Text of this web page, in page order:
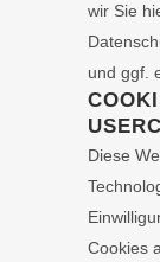
wir Sie
und ggf.
Diese
Cookies